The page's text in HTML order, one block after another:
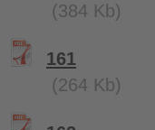
(384 Kb)
161
(264 Kb)